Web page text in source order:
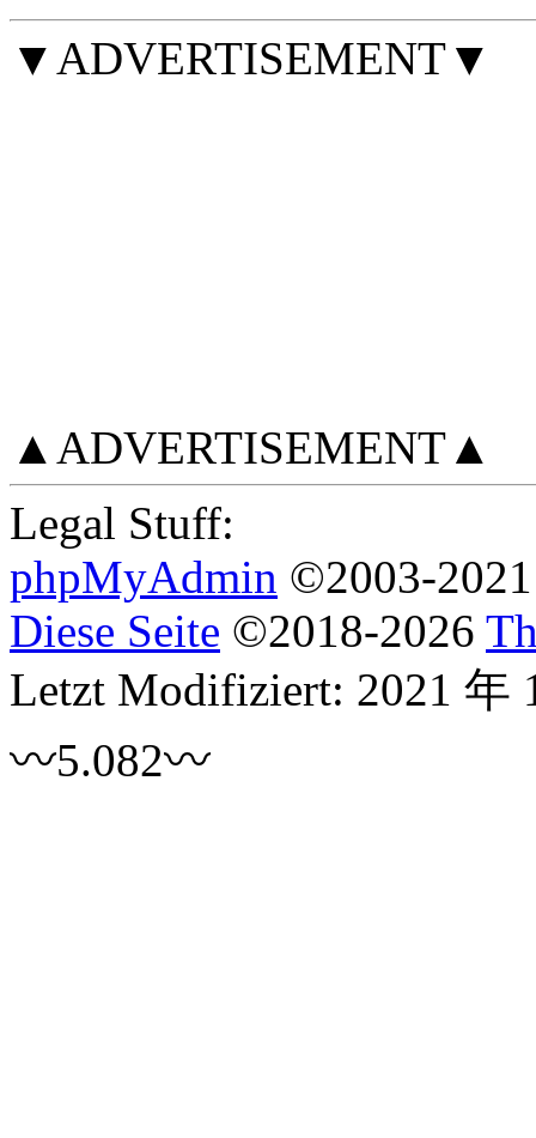
▼ADVERTISEMENT▼
▲ADVERTISEMENT▲
Legal Stuff:
phpMyAdmin ©2003-
Diese Seite ©2018-2026
Letzt Modifiziert: 2021 年
〰5.082〰